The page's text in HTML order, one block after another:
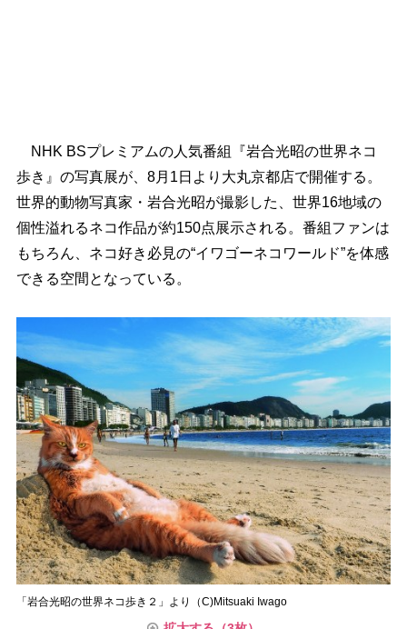
NHK BSプレミアムの人気番組『岩合光昭の世界ネコ
歩き』の写真展が、8月1日より大丸京都店で開催する。
世界的動物写真家・岩合光昭が撮影した、世界16地域の
個性溢れるネコ作品が約150点展示される。番組ファンは
もちろん、ネコ好き必見の“イワゴーネコワールド”を体感
できる空間となっている。
「岩合光昭の世界ネコ歩き２」より（C)Mitsuaki Iwago